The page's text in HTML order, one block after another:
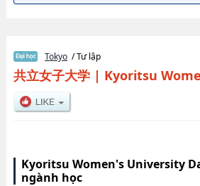
Tokyo / Tư lập
共立女子大学| Kyoritsu
Kyoritsu Women's University
ngành học